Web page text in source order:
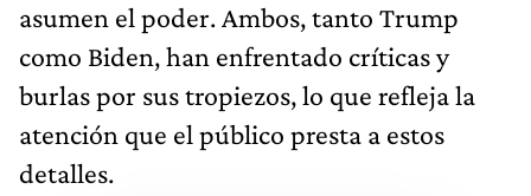
asumen el poder. Ambos,tanto Trump
como Biden, han enfrentado críticas y
burlas por sus tropiezos, lo que refleja la
atención que el público presta a estos
detalles.